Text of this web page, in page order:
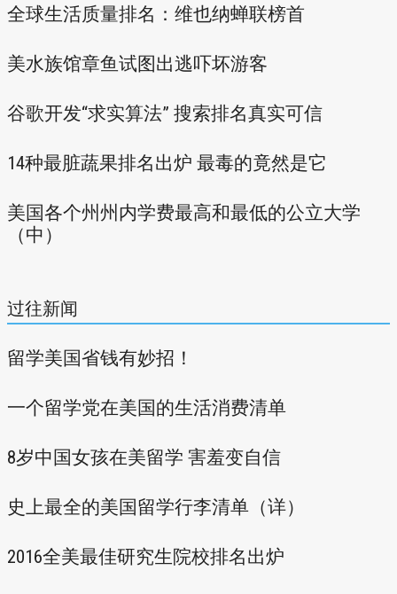
全球生活质量排名：维也纳蝉联榜首
美水族馆章鱼试图出逃吓坏游客
谷歌开发“求实算法” 搜索排名真实可信
14种最脏蔬果排名出炉 最毒的竟然是它
美国各个州州内学费最高和最低的公立大学
（中）
过往新闻
留学美国省钱有妙招！
一个留学党在美国的生活消费清单
8岁中国女孩在美留学 害羞变自信
史上最全的美国留学行李清单（详）
2016全美最佳研究生院校排名出炉